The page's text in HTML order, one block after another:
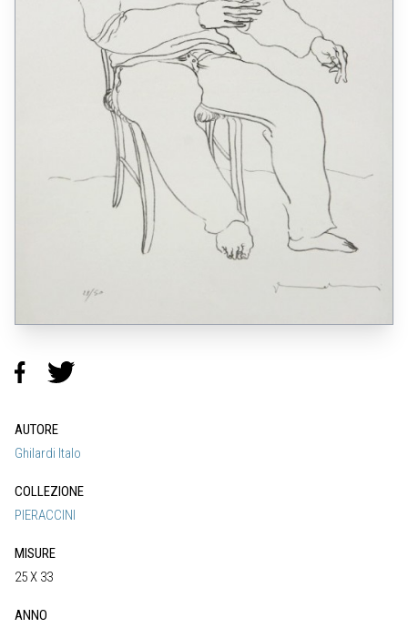
AUTORE
Ghilardi Italo
COLLEZIONE
PIERACCINI
MISURE
25 X 33
ANNO